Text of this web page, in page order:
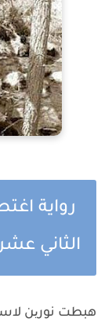
رواية
الثاني
هبطت نورین